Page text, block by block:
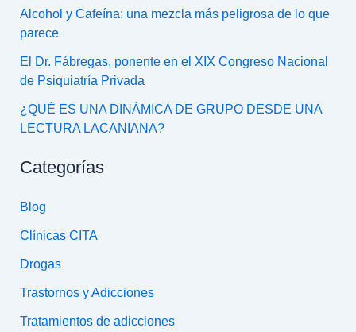
Alcohol y Cafeína: una mezcla más peligrosa de lo que
parece
El Dr. Fábregas, ponente en el XIX Congreso Nacional
de Psiquiatría Privada
¿QUÉ ES UNA DINÁMICA DE GRUPO DESDE UNA
LECTURA LACANIANA?
Categorías
Blog
Clínicas CITA
Drogas
Trastornos y Adicciones
Tratamientos de adicciones